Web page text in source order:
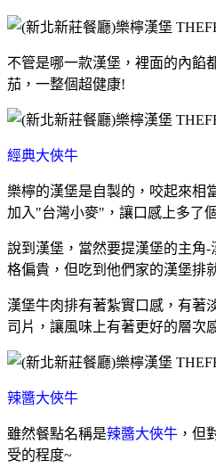
不管是哪一款漢堡，裡面的內餡
茄，一整個超健康!
經典大俠牛
樂檸的漢堡是自製的，咬起來相
加入"台灣小麥"，讓口感上多了
說到漢堡，當然要提漢堡的主角
格偏貴，但吃到他們家的漢堡排
漢堡牛肉排有著紮實口感，有著
司片，讓風味上有著更好的層次
辣醬大俠牛
雖然餐點名稱是辣醬大俠牛 ，但
受的程度~